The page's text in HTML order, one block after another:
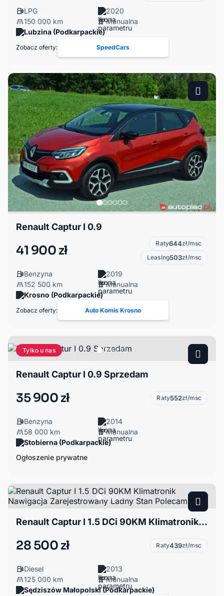
LPG
2020
150 000 km
Manualna
Lubzina (Podkarpackie)
Zobacz oferty: SpeedCars
Renault Captur I 0.9
41 900 zł Raty644zł/msc
Leasing503zł/msc
Benzyna
2019
152 500 km
Manualna
Krosno (Podkarpackie)
Zobacz oferty: Auto Komis Krosno
Tylko u nas
Renault Captur I 0.9 Sprzedam
35 900 zł Raty552zł/msc
Benzyna
2014
58 000 km
Manualna
Stobierna (Podkarpackie)
Ogłoszenie prywatne
Renault Captur I 1.5 DCi 90KM Klimatronik Nawigacja Zarejestrowany Ladny Stan Polecam
28 500 zł Raty439zł/msc
Diesel
2013
125 000 km
Manualna
Sędziszów Małopolski (Podkarpackie)